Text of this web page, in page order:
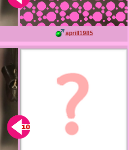
aprill1985